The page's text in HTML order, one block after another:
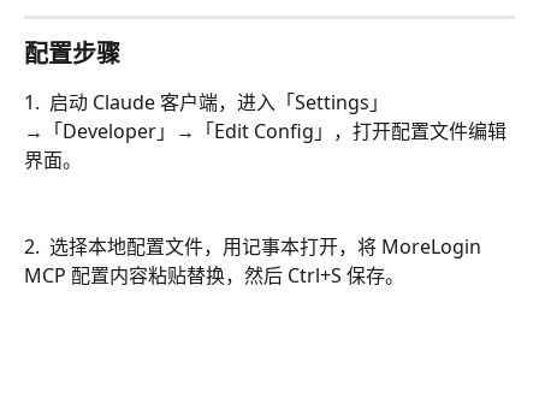
配置步骤
1.  启动 Claude 客户端，进入「Settings」
→「Developer」→「Edit Config」，打开配置文件编辑
界面。
2.  选择本地配置文件，用记事本打开，将 MoreLogin
MCP 配置内容粘贴替换，然后 Ctrl+S 保存。